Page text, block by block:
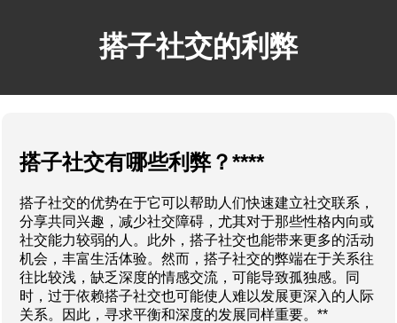
搭子社交的利弊
搭子社交有哪些利弊？****
搭子社交的优势在于它可以帮助人们快速建立社交联系，
分享共同兴趣，减少社交障碍，尤其对于那些性格内向或
社交能力较弱的人。此外，搭子社交也能带来更多的活动
机会，丰富生活体验。然而，搭子社交的弊端在于关系往
往比较浅，缺乏深度的情感交流，可能导致孤独感。同
时，过于依赖搭子社交也可能使人难以发展更深入的人际
关系。因此，寻求平衡和深度的发展同样重要。**